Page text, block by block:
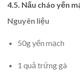
4.5. Nấu cháo yến
Nguyên liệu
50g yến mạch
1 quả trứng gà